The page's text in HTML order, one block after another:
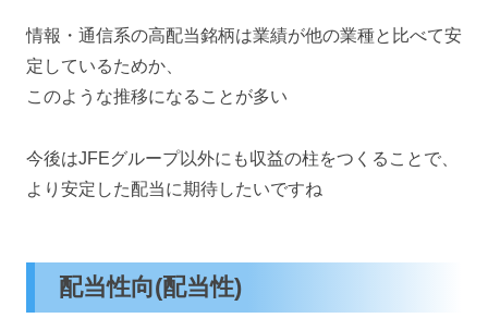
情報・通信系の高配当銘柄は業績が他の業種と比べて安
定しているためか、
このような推移になることが多い
今後はJFEグループ以外にも収益の柱をつくることで、
より安定した配当に期待したいですね
配当性向(配当性)